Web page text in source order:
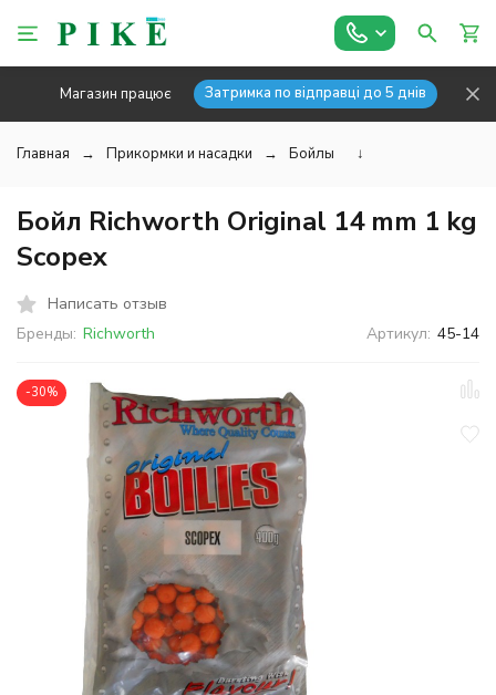
Магазин працює Затримка по відправці до 5 днів
Главная Прикормки и насадки Бойлы ↓
Бойл Richworth Original 14 mm 1 kg
Scopex
Написать отзыв
Бренды: Richworth Артикул: 45-14
-30%